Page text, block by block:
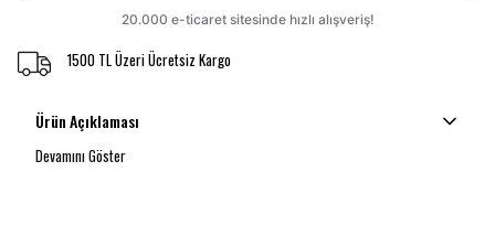
1500 TL Üzeri Ücretsiz Kargo
Ürün Açıklaması
Devamını Göster